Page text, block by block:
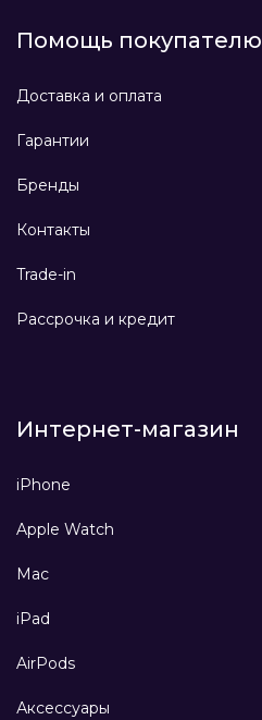
Помощь покупателю
Доставка и оплата
Гарантии
Бренды
Контакты
Trade-in
Рассрочка и кредит
Интернет-магазин
iPhone
Apple Watch
Mac
iPad
AirPods
Аксессуары